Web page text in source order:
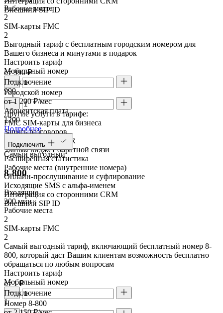
Внешний SIP ID
Рабочие места
2
SIM-карты FMC
2
Выгодный тариф с бесплатным городским номером для
Вашего бизнеса и минутами в подарок
Настроить тариф
Мобильный номер
Городской номер
Другие услуги в тарифе:
FMC SIM-карты для бизнеса
Запись разговоров
Голосовое меню IVR
Умный виджет обратной связи
Расширенная статистика
Рабочие места (внутренние номера)
Онлайн-прослушивание и суфлирование
Исходящие SMS с альфа-именем
Интеграция со сторонними CRM
Внешний SIP ID
от 990 ₽
Подключение
990
от 1 200 ₽/мес
Абонентская плата
1200
Подробнее
Подключить
Самый выгодный
8-800
Входящие
300 мин
Рабочие места
2
SIM-карты FMC
2
Самый выгодный тариф, включающий бесплатный номер 8-
800, который даст Вашим клиентам возможность бесплатно
обращаться по любым вопросам
Настроить тариф
Мобильный номер
Номер 8-800
от 1 ₽
Подключение
1